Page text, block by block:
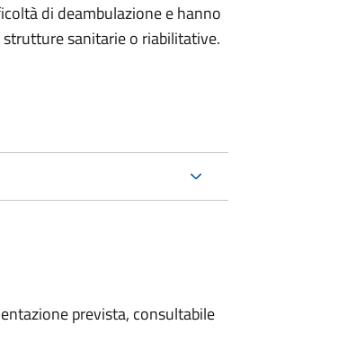
di deambulazione e hanno
sanitarie o riabilitative.
prevista, consultabile